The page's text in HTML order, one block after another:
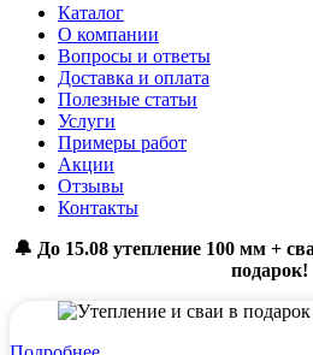
Каталог
О компании
Вопросы и ответы
Доставка и оплата
Полезные статьи
Услуги
Примеры работ
Акции
Отзывы
Контакты
🔔 До 15.08 утепление 100 мм +
подарок!